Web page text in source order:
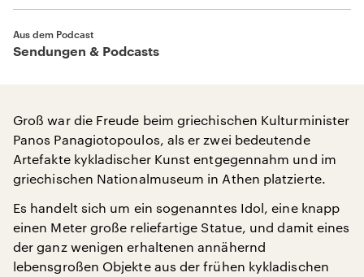
Aus dem Podcast
Sendungen & Podcasts
Groß war die Freude beim griechischen Kulturminister
Panos Panagiotopoulos, als er zwei bedeutende
Artefakte kykladischer Kunst entgegennahm und im
griechischen Nationalmuseum in Athen platzierte.
Es handelt sich um ein sogenanntes Idol, eine knapp
einen Meter große reliefartige Statue, und damit eines
der ganz wenigen erhaltenen annähernd
lebensgroßen Objekte aus der frühen kykladischen